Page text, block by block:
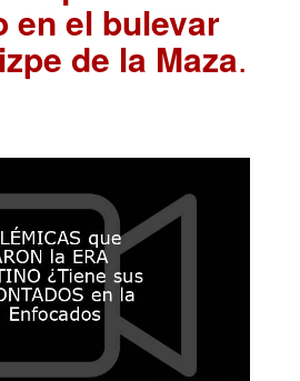
en el bulevar
de la Maza.